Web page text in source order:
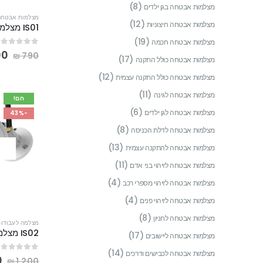
מצלמות
₪790
חם!
-43%
מצלמה
מצלמות אבטחה בגן ילדים (8)
מצלמות אבטחה חיצוניות (12)
מצלמות אבטחה חכמה (19)
מצלמות אבטחה כולל התקנה (17)
מצלמות אבטחה כולל התקנה עצמית (12)
מצלמות אבטחה לגינה (11)
מצלמות אבטחה לגן ילדים (6)
מצלמות אבטחה לדלת הכניסה (8)
מצלמות אבטחה להתקנה עצמית (13)
מצלמות אבטחה לזיהוי בני אדם (11)
מצלמות אבטחה לזיהוי מספרי רכב (4)
מצלמות אבטחה לזיהוי פנים (4)
מצלמות אבטחה לחניון (8)
מצלמות אבטחה ליישובים (17)
מצלמות אבטחה לכבישים ודרכים (14)